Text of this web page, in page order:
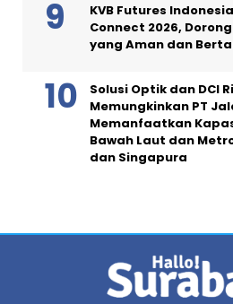
KVB Futures
Connect 2026,
yang Aman dan
Solusi Optik dan DCI
Memungkinkan PT
Memanfaatkan
Bawah Laut dan
dan Singapura